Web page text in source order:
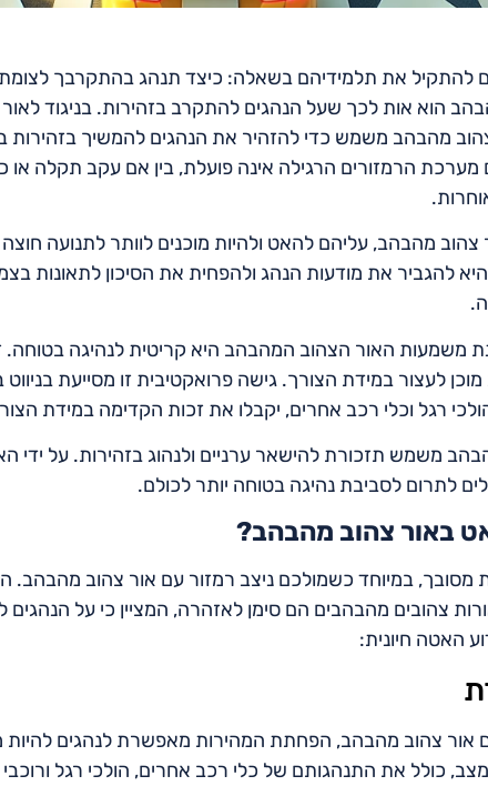
להתקיל את תלמידיהם בשאלה: כיצד תנהג בהתקרבך
הוא אות לכך שעל הנהגים להתקרב בזהירות. בניגוד
מהבהב משמש כדי להזהיר את הנהגים להמשיך בזהירות
הרמזורים הרגילה אינה פועלת, בין אם עקב תקלה או
צהוב מהבהב, עליהם להאט ולהיות מוכנים לוותר לתנועה
להגביר את מודעות הנהג ולהפחית את הסיכון לתאונות
משמעות האור הצהוב המהבהב היא קריטית לנהיגה
מוכן לעצור במידת הצורך. גישה פרואקטיבית זו מסייעת
רגל וכלי רכב אחרים, יקבלו את זכות הקדימה במידת
משמש תזכורת להישאר ערניים ולנהוג בזהירות. על
לתרום לסביבת נהיגה בטוחה יותר לכולם.
באור צהוב מהבהב?
מסובך, במיוחד כשמולכם ניצב רמזור עם אור צהוב
צהובים מהבהבים הם סימן לאזהרה, המציין כי על הנהגים
האטה חיונית:
צהוב מהבהב, הפחתת המהירות מאפשרת לנהגים להיות
כולל את התנהגותם של כלי רכב אחרים, הולכי רגל ורוכבי